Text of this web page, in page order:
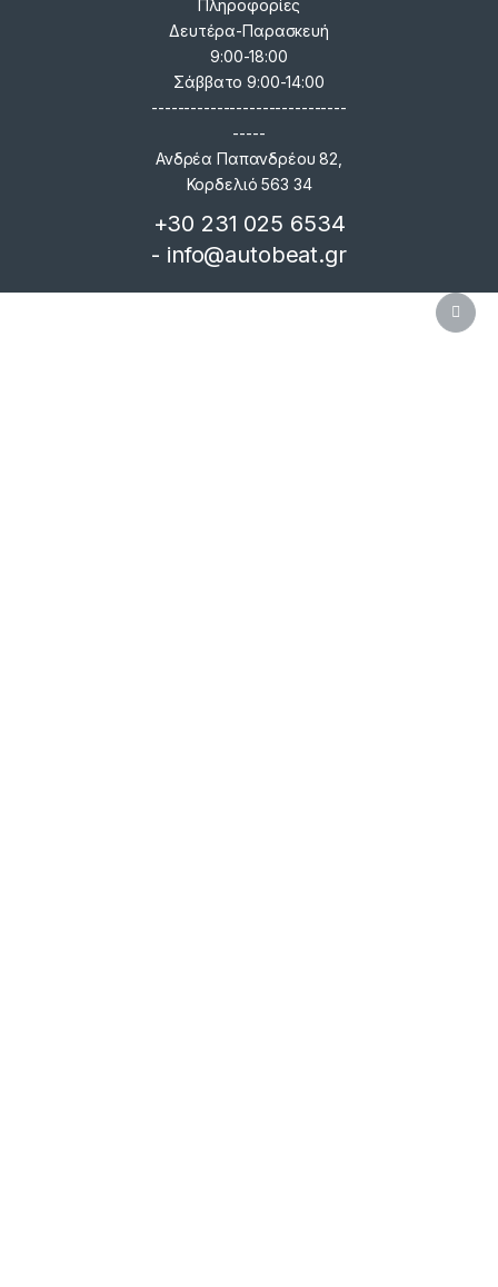
Πληροφορίες
Δευτέρα-Παρασκευή
9:00-18:00
Σάββατο 9:00-14:00
------------------------------
-----
Ανδρέα Παπανδρέου 82,
Κορδελιό 563 34
+30 231 025 6534
- info@autobeat.gr